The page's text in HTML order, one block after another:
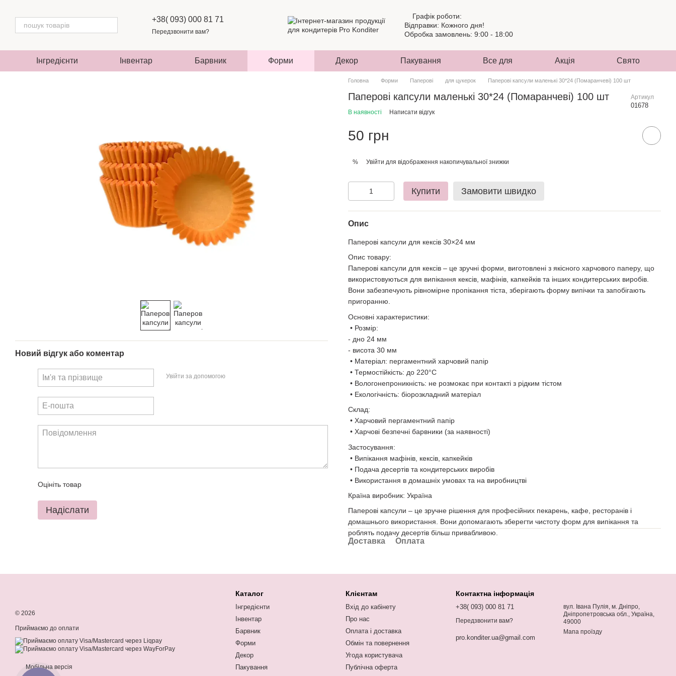
+38( 093) 000 81 71
Передзвонити вам?
Графік роботи:
Відправки: Кожного дня!
Обробка замовлень: 9:00 - 18:00
Інгредієнти Інвентар Барвник Форми Декор Пакування Все для Акція Свято
Новий відгук або коментар
Увійти за допомогою
Оцініть товар
Надіслати
Головна Форми Паперові для цукерок Паперові капсули маленькі 30*24 (Помаранчеві) 100 шт
Паперові капсули маленькі 30*24 (Помаранчеві) 100 шт Артикул
01678
В наявності Написати відгук
50 грн
% Увійти для відображення накопичувальної знижки
Купити Замовити швидко
Опис
Паперові капсули для кексів 30×24 мм
Опис товару:
Паперові капсули для кексів – це зручні форми, виготовлені з якісного харчового паперу, що
використовуються для випікання кексів, мафінів, капкейків та інших кондитерських виробів.
Вони забезпечують рівномірне пропікання тіста, зберігають форму випічки та запобігають
пригоранню.
Основні характеристики:
• Розмір:
- дно 24 мм
- висота 30 мм
• Матеріал: пергаментний харчовий папір
• Термостійкість: до 220°C
• Вологонепроникність: не розмокає при контакті з рідким тістом
• Екологічність: біорозкладний матеріал
Склад:
• Харчовий пергаментний папір
• Харчові безпечні барвники (за наявності)
Застосування:
• Випікання мафінів, кексів, капкейків
• Подача десертів та кондитерських виробів
• Використання в домашніх умовах та на виробництві
Країна виробник: Україна
Паперові капсули – це зручне рішення для професійних пекарень, кафе, ресторанів і
домашнього використання. Вони допомагають зберегти чистоту форм для випікання та
роблять подачу десертів більш привабливою.
Доставка Оплата
© 2026
Приймаємо до оплати
Мобільна версія
Каталог
Інгредієнти
Інвентар
Барвник
Форми
Декор
Пакування
Клієнтам
Вхід до кабінету
Про нас
Оплата і доставка
Обмін та повернення
Угода користувача
Публічна оферта
Контактна інформація
+38( 093) 000 81 71
Передзвонити вам?
pro.konditer.ua@gmail.com
вул. Івана Пулія, м. Дніпро,
Дніпропетровська обл., Україна,
49000
Мапа проїзду